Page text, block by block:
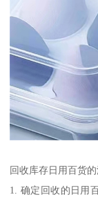
回收库存日用百货
1. 确定回收的日用